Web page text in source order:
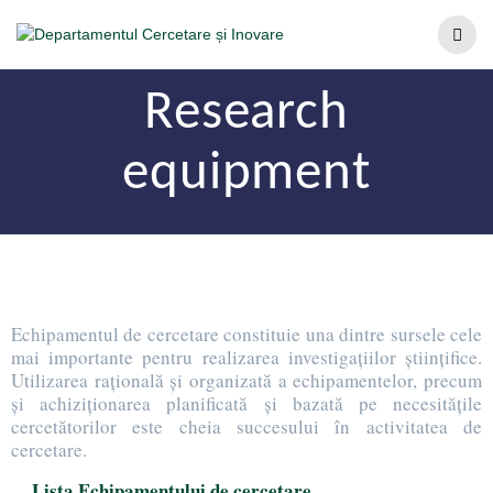
Research
equipment
Echipamentul de cercetare constituie una dintre sursele cele
mai importante pentru realizarea investigațiilor științifice.
Utilizarea rațională și organizată a echipamentelor, precum
și achiziționarea planificată și bazată pe necesitățile
cercetătorilor este cheia succesului în activitatea de
cercetare.